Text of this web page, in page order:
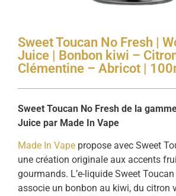
Sweet Toucan No Fresh |
Juice | Bonbon kiwi –
Clémentine – Abricot |
Sweet Toucan No Fresh de la
Juice par Made In Vape
Made In Vape propose avec Sweet
une création originale aux accents
gourmands. L’e-liquide Sweet
associe un bonbon au kiwi, du citron